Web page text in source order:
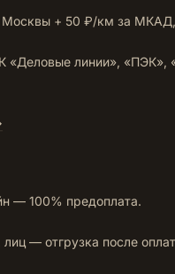
+ 50 ₽/км за МКАД,
«Деловые линии», «ПЭК»,
— 100% предоплата.
— отгрузка после